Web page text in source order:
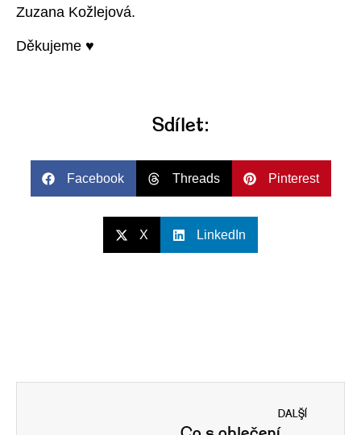
Zuzana Kožlejová.
Děkujeme ♥
Sdílet:​
Facebook Threads Pinterest
X LinkedIn
DALŠÍ